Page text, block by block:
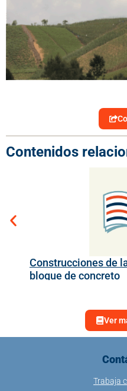
Contenidos
Construcciones de
bloque de concreto
Ver
Trabaja